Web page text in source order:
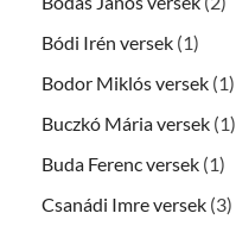
Bódi Irén versek (1)
Bodor Miklós versek (1)
Buczkó Mária versek (1)
Buda Ferenc versek (1)
Csanádi Imre versek (3)